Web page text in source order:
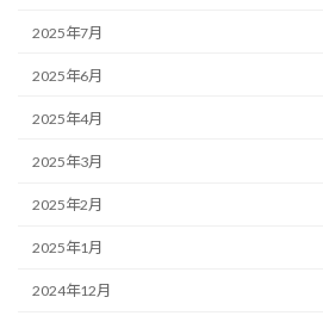
2025年7月
2025年6月
2025年4月
2025年3月
2025年2月
2025年1月
2024年12月